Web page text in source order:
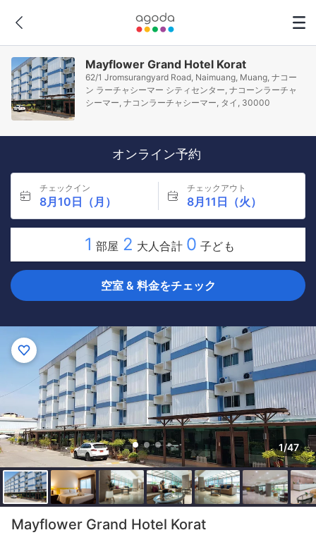
Mayflower Grand Hotel Korat
62/1 Jromsurangyard Road, Naimuang, Muang, ナコー
ン ラーチャシーマー シティセンター, ナコーンラーチャ
シーマー, ナコンラーチャシーマー, タイ, 30000
オンライン予約
チェックイン
8月10日（月）
チェックアウト
8月11日（火）
1 部屋 2 大人合計 0 子ども
空室 & 料金をチェック
1/47
Mayflower Grand Hotel Korat